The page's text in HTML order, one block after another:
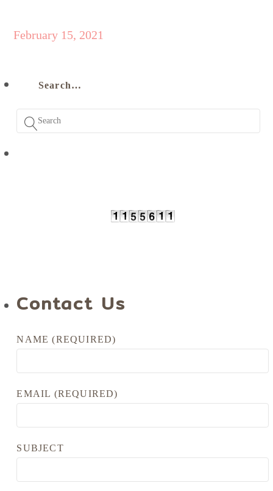
February 15, 2021
Search…
Contact Us
NAME (REQUIRED)
EMAIL (REQUIRED)
SUBJECT